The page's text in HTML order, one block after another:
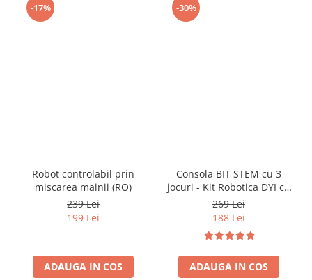
-17%
Robot controlabil prin
miscarea mainii (RO)
239 Lei
199 Lei
ADAUGA IN COS
-30%
Consola BIT STEM cu 3
jocuri - Kit Robotica DYI cu
codare
269 Lei
188 Lei
ADAUGA IN COS